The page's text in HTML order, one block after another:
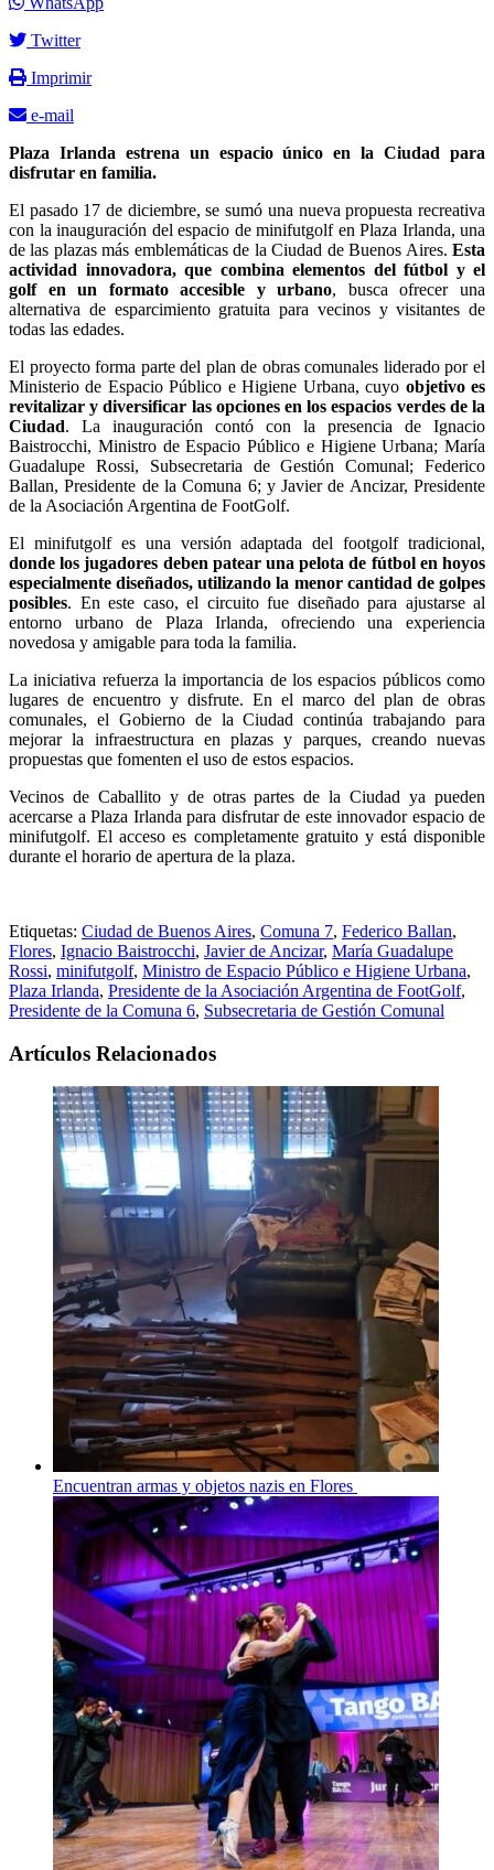
Twitter
Imprimir
e-mail
Plaza Irlanda estrena un espacio único en la Ciudad para
disfrutar en familia.
El pasado 17 de diciembre, se sumó una nueva propuesta recreativa
con la inauguración del espacio de minifutgolf en Plaza Irlanda, una
de las plazas más emblemáticas de la Ciudad de Buenos Aires. Esta
actividad innovadora, que combina elementos del fútbol y el
golf en un formato accesible y urbano, busca ofrecer una
alternativa de esparcimiento gratuita para vecinos y visitantes de
todas las edades.
El proyecto forma parte del plan de obras comunales liderado por el
Ministerio de Espacio Público e Higiene Urbana, cuyo objetivo es
revitalizar y diversificar las opciones en los espacios verdes de la
Ciudad. La inauguración contó con la presencia de Ignacio
Baistrocchi, Ministro de Espacio Público e Higiene Urbana; María
Guadalupe Rossi, Subsecretaria de Gestión Comunal; Federico
Ballan, Presidente de la Comuna 6; y Javier de Ancizar, Presidente
de la Asociación Argentina de FootGolf.
El minifutgolf es una versión adaptada del footgolf tradicional,
donde los jugadores deben patear una pelota de fútbol en hoyos
especialmente diseñados, utilizando la menor cantidad de golpes
posibles. En este caso, el circuito fue diseñado para ajustarse al
entorno urbano de Plaza Irlanda, ofreciendo una experiencia
novedosa y amigable para toda la familia.
La iniciativa refuerza la importancia de los espacios públicos como
lugares de encuentro y disfrute. En el marco del plan de obras
comunales, el Gobierno de la Ciudad continúa trabajando para
mejorar la infraestructura en plazas y parques, creando nuevas
propuestas que fomenten el uso de estos espacios.
Vecinos de Caballito y de otras partes de la Ciudad ya pueden
acercarse a Plaza Irlanda para disfrutar de este innovador espacio de
minifutgolf. El acceso es completamente gratuito y está disponible
durante el horario de apertura de la plaza.
Etiquetas: Ciudad de Buenos Aires, Comuna 7, Federico Ballan,
Flores, Ignacio Baistrocchi, Javier de Ancizar, María Guadalupe
Rossi, minifutgolf, Ministro de Espacio Público e Higiene Urbana,
Plaza Irlanda, Presidente de la Asociación Argentina de FootGolf,
Presidente de la Comuna 6, Subsecretaria de Gestión Comunal
Artículos Relacionados
Encuentran armas y objetos nazis en Flores